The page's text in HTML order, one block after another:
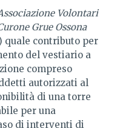
Volontari
Grue Ossona
quale contributo per
del vestiario a
compreso
autorizzati al
di una torre
per una
di interventi di